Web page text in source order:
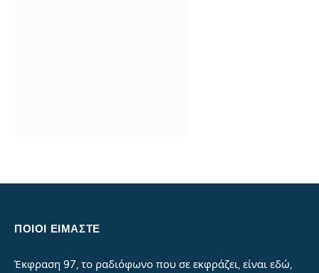
ΠΟΙΟΙ ΕΙΜΑΣΤΕ
Έκφραση 97, το ραδιόφωνο που σε εκφράζει, είναι εδώ,